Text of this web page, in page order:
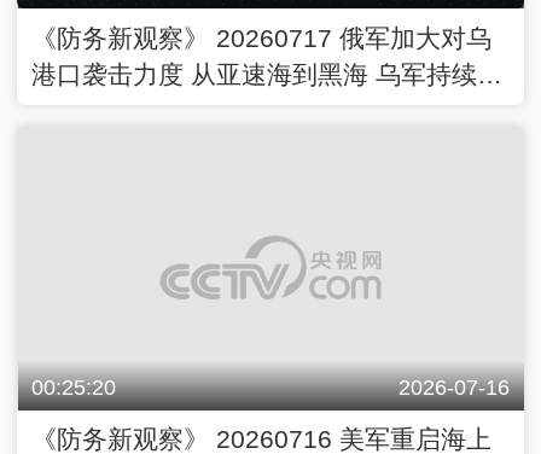
《防务新观察》 20260717 俄军加大对乌
港口袭击力度 从亚速海到黑海 乌军持续打
00:25:20 2026-07-16
《防务新观察》 20260716 美军重启海上